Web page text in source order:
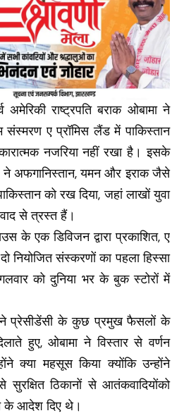
अमेरिकी राष्ट्रपति बराक ओबामा ने
ए प्रॉमिस लैंड में पाकिस्तान
नजरिया नहीं रखा है। इसके
ने अफगानिस्तान, यमन और इराक जैसे
को रख दिया, जहां लाखों युवा
से त्रस्त हैं।
के एक डिविजन द्वारा प्रकाशित, ए
नियोजित संस्करणों का पहला हिस्सा
को दुनिया भर के बुक स्टोरों में
प्रेसीडेंसी के कुछ प्रमुख फैसलों के
हुए, ओबामा ने विस्तार से वर्णन
क्या महसूस किया क्योंकि उन्होंने
सुरक्षित ठिकानों से आतंकवादियोंको
के आदेश दिए थे।